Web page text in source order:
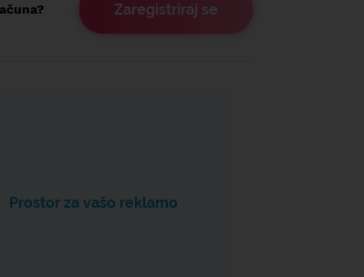
Zaregistriraj se
Prostor za vašo reklamo